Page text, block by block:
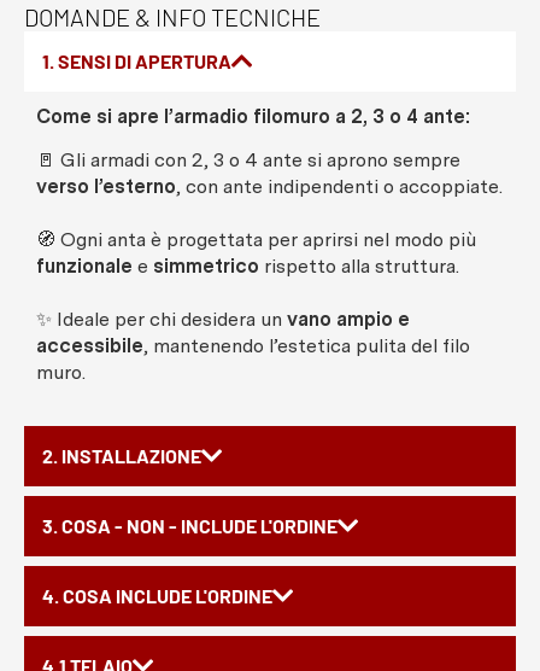
DOMANDE & INFO TECNICHE
1. SENSI DI APERTURA
2. INSTALLAZIONE
3. COSA - NON - INCLUDE L'ORDINE
4. COSA INCLUDE L'ORDINE
4.1 TELAIO
Come si apre l’armadio filomuro a 2, 3 o 4 ante:
🚪 Gli armadi con 2, 3 o 4 ante si aprono sempre
verso l’esterno, con ante indipendenti o accoppiate.
🧭 Ogni anta è progettata per aprirsi nel modo più
funzionale e simmetrico rispetto alla struttura.
✨ Ideale per chi desidera un vano ampio e
accessibile, mantenendo l’estetica pulita del filo
muro.